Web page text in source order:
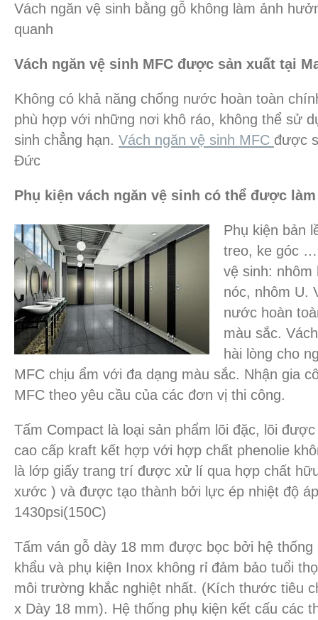
Vách ngăn vệ sinh bằng gỗ không làm ảnh
quanh
Vách ngăn vệ sinh MFC được sản xuất tại
Không có khả năng chống nước hoàn toàn
phù hợp với những nơi khô ráo, không thể sử
sinh chẳng hạn. Vách ngăn vệ sinh MFC được
Đức
Phụ kiện vách ngăn vệ sinh có thể được
Phụ kiện bản
treo, ke góc
vệ sinh: nhôm
nóc, nhôm U.
nước hoàn
màu sắc.
hài lòng cho
MFC chịu ẩm với đa dạng màu sắc. Nhận gia
MFC theo yêu cầu của các đơn vị thi công.
Tấm Compact là loại sản phẩm lõi đặc, lõi
cao cấp kraft kết hợp với hợp chất phenolie
là lớp giấy trang trí được xử lí qua hợp chất
xước ) và được tạo thành bởi lực ép nhiệt độ
1430psi(150C)
Tấm ván gỗ dày 18 mm được bọc bởi hệ
khẩu và phụ kiện Inox không rỉ đảm bảo tuổi
môi trường khắc nghiệt nhất. (Kích thước tiêu
x Dày 18 mm). Hệ thống phụ kiện kết cấu các